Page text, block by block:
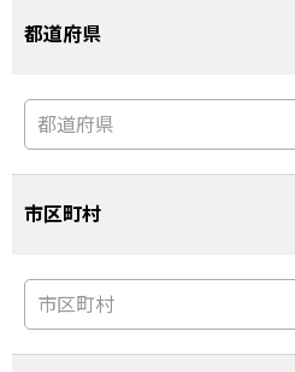
都道府県
市区町村